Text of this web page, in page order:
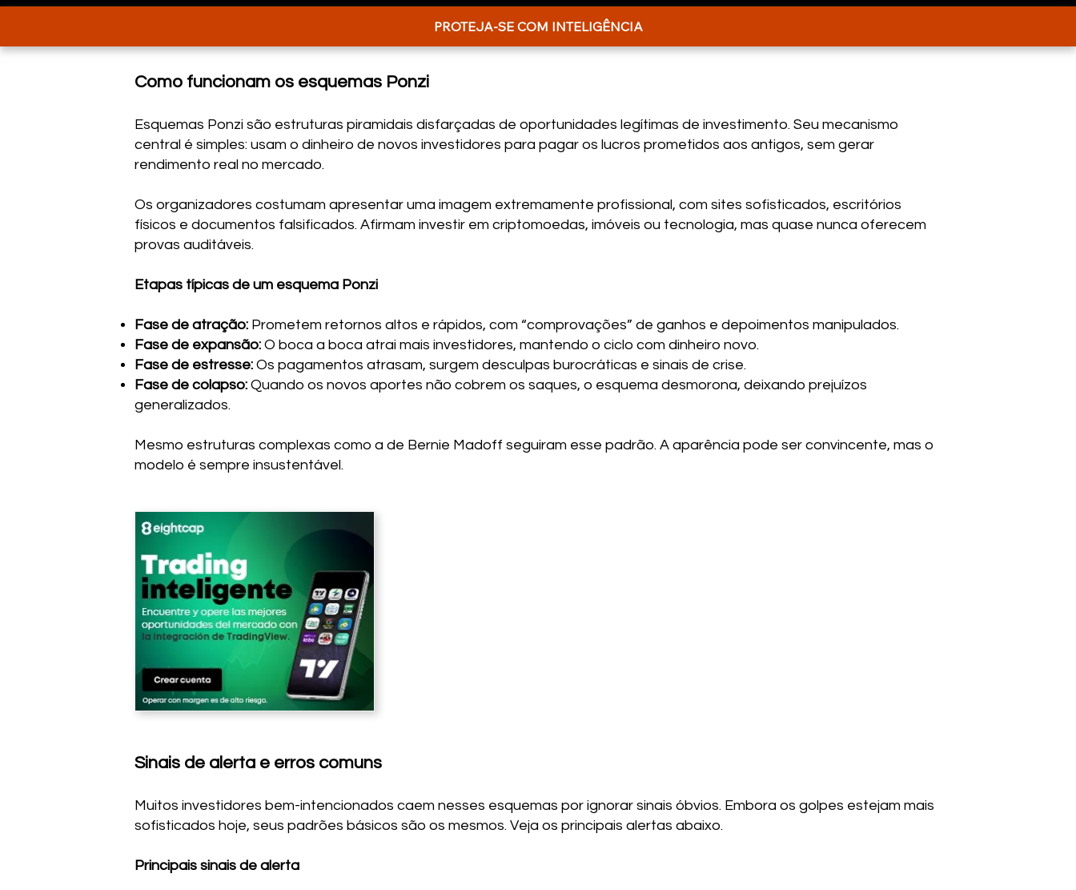
Como funcionam os esquemas Ponzi
Esquemas Ponzi são estruturas piramidais disfarçadas de oportunidades legítimas de investimento. Seu mecanismo
central é simples: usam o dinheiro de novos investidores para pagar os lucros prometidos aos antigos, sem gerar
rendimento real no mercado.
Os organizadores costumam apresentar uma imagem extremamente profissional, com sites sofisticados, escritórios
físicos e documentos falsificados. Afirmam investir em criptomoedas, imóveis ou tecnologia, mas quase nunca oferecem
provas auditáveis.
Etapas típicas de um esquema Ponzi
Fase de atração: Prometem retornos altos e rápidos, com “comprovações” de ganhos e depoimentos manipulados.
Fase de expansão: O boca a boca atrai mais investidores, mantendo o ciclo com dinheiro novo.
Fase de estresse: Os pagamentos atrasam, surgem desculpas burocráticas e sinais de crise.
Fase de colapso: Quando os novos aportes não cobrem os saques, o esquema desmorona, deixando prejuízos
generalizados.
Mesmo estruturas complexas como a de Bernie Madoff seguiram esse padrão. A aparência pode ser convincente, mas o
modelo é sempre insustentável.
Sinais de alerta e erros comuns
Muitos investidores bem-intencionados caem nesses esquemas por ignorar sinais óbvios. Embora os golpes estejam mais
sofisticados hoje, seus padrões básicos são os mesmos. Veja os principais alertas abaixo.
Principais sinais de alerta
PROTEJA-SE COM INTELIGÊNCIA